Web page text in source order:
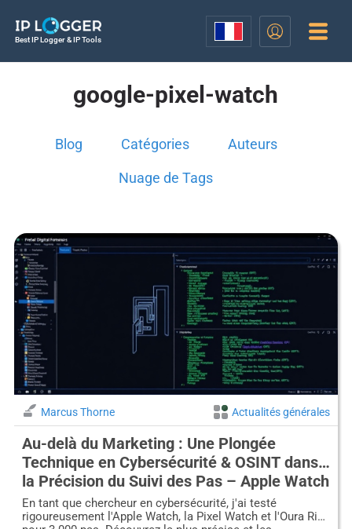
Best IP Logger & IP Tools
google-pixel-watch
Blog Catégories Auteurs
Nuage de Tags
Marcus Thorne Actualités générales
Au-delà du Marketing : Une Plongée
Technique en Cybersécurité & OSINT dans
la Précision du Suivi des Pas – Apple Watch
vs. Pixel vs. Oura Ring
En tant que chercheur en cybersécurité, j'ai testé
rigoureusement l'Apple Watch, la Pixel Watch et l'Oura Ring